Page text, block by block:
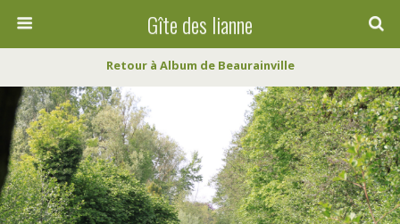
Gîte des lianne
Retour à Album de Beaurainville